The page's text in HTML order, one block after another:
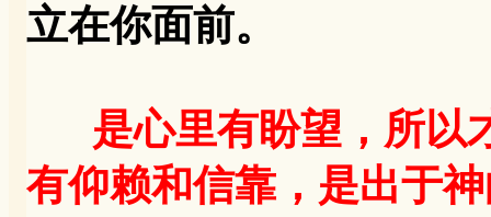
立在你面前。
是心里有盼望，所以
有仰赖和信靠，是出于